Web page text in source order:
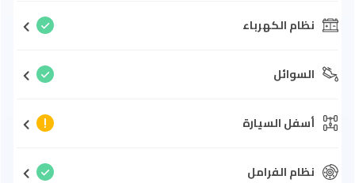
نظام الكهرباء
السوائل
أسفل السيارة
نظام الفرامل